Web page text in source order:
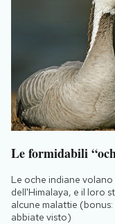
Le formidabili
Le oche indiane
dell'Himalaya, e il loro
alcune malattie
abbiate visto)